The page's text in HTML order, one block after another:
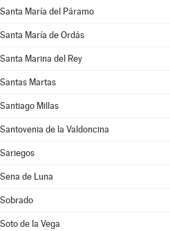
Santa María del Páramo
Santa María de Ordás
Santa Marina del Rey
Santas Martas
Santiago Millas
Santovenia de la Valdoncina
Sariegos
Sena de Luna
Sobrado
Soto de la Vega